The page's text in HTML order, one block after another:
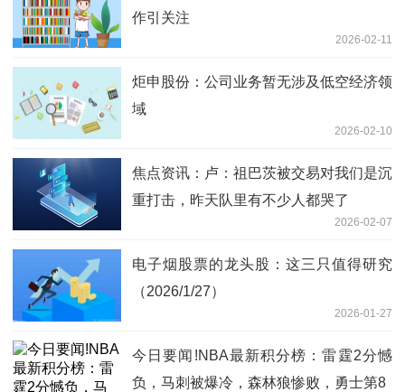
作引关注
2026-02-11
炬申股份：公司业务暂无涉及低空经济领
域
2026-02-10
焦点资讯：卢：祖巴茨被交易对我们是沉
重打击，昨天队里有不少人都哭了
2026-02-07
电子烟股票的龙头股：这三只值得研究
（2026/1/27）
2026-01-27
今日要闻!NBA最新积分榜：雷霆2分憾
负，马刺被爆冷，森林狼惨败，勇士第8